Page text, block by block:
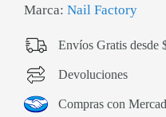
Marca: Nail Factory
Envíos Gratis desde
Devoluciones
Compras con